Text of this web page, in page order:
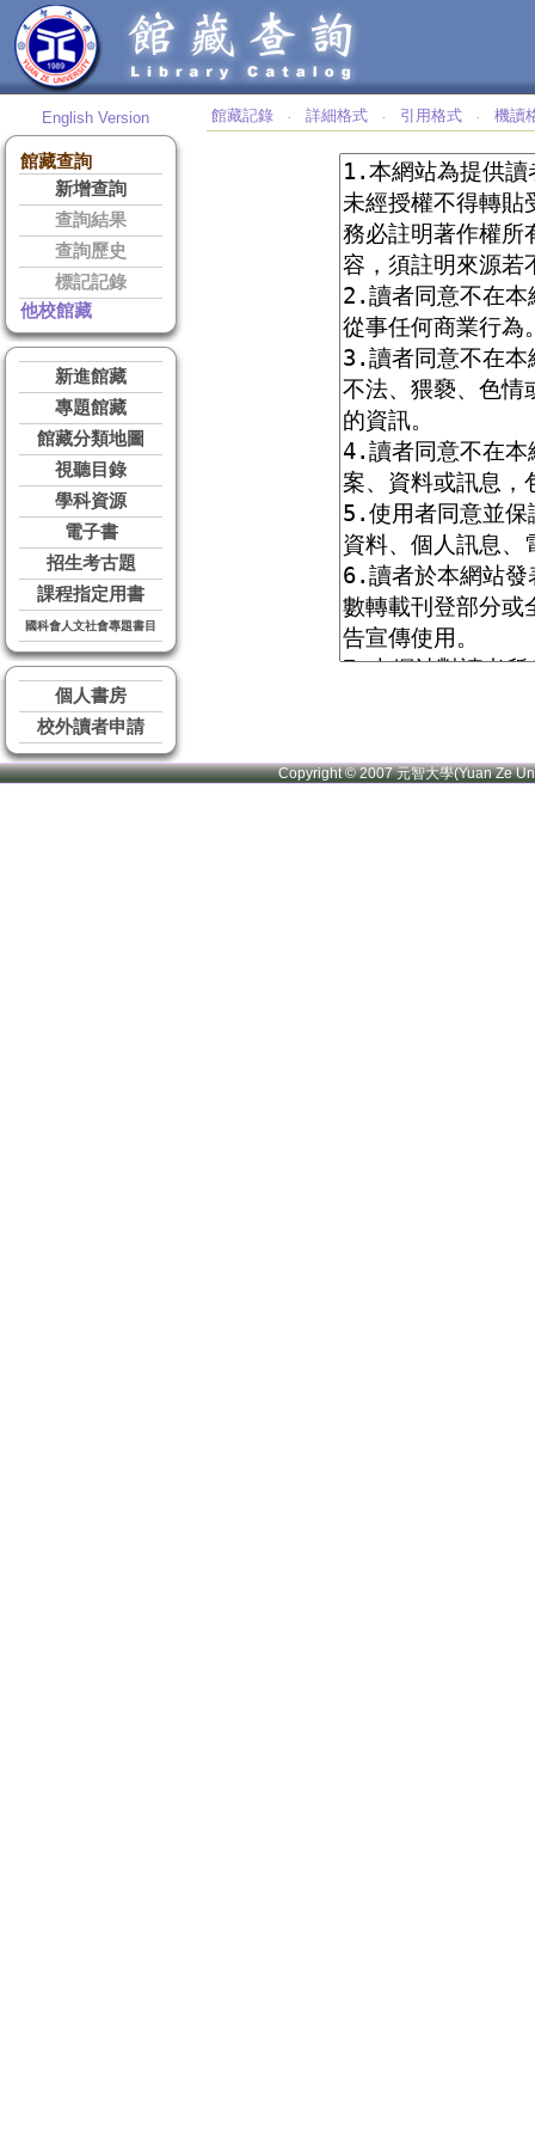
English Version
館藏查詢
新增查詢
查詢結果
查詢歷史
標記記錄
他校館藏
新進館藏
專題館藏
館藏分類地圖
視聽目錄
學科資源
電子書
招生考古題
課程指定用書
國科會人文社會專題書目
個人書房
校外讀者申請
館藏記錄 ‧ 詳細格式 ‧ 引用格式 ‧ 機讀
Copyright © 2007 元智大學(Yuan Ze